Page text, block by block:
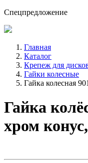
Спецпредложение
Главная
Каталог
Крепеж для
Гайки колесные
Гайка колесная
Гайка
хром